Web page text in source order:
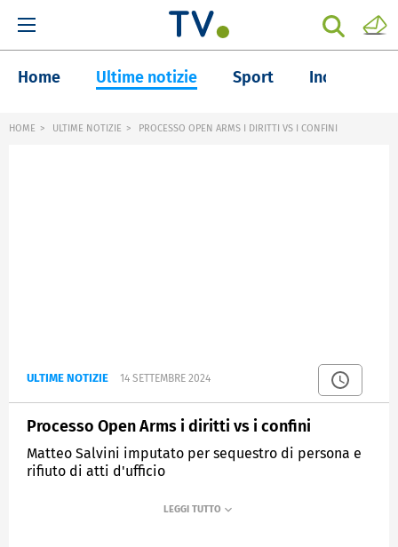
Home Ultime notizie Sport Inchieste
HOME ULTIME NOTIZIE PROCESSO OPEN ARMS I DIRITTI VS I CONFINI
ULTIME NOTIZIE 14 SETTEMBRE 2024
Processo Open Arms i diritti vs i confini
Matteo Salvini imputato per sequestro di persona e
rifiuto di atti d'ufficio